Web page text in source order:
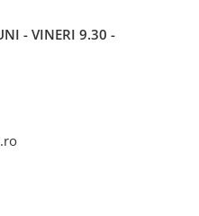
- VINERI 9.30 -